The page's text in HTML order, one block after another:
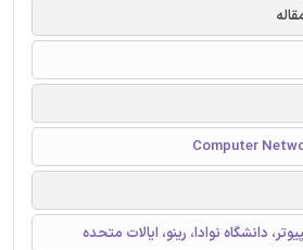
دانشگاه نوادا، رینو، ایالات متحده